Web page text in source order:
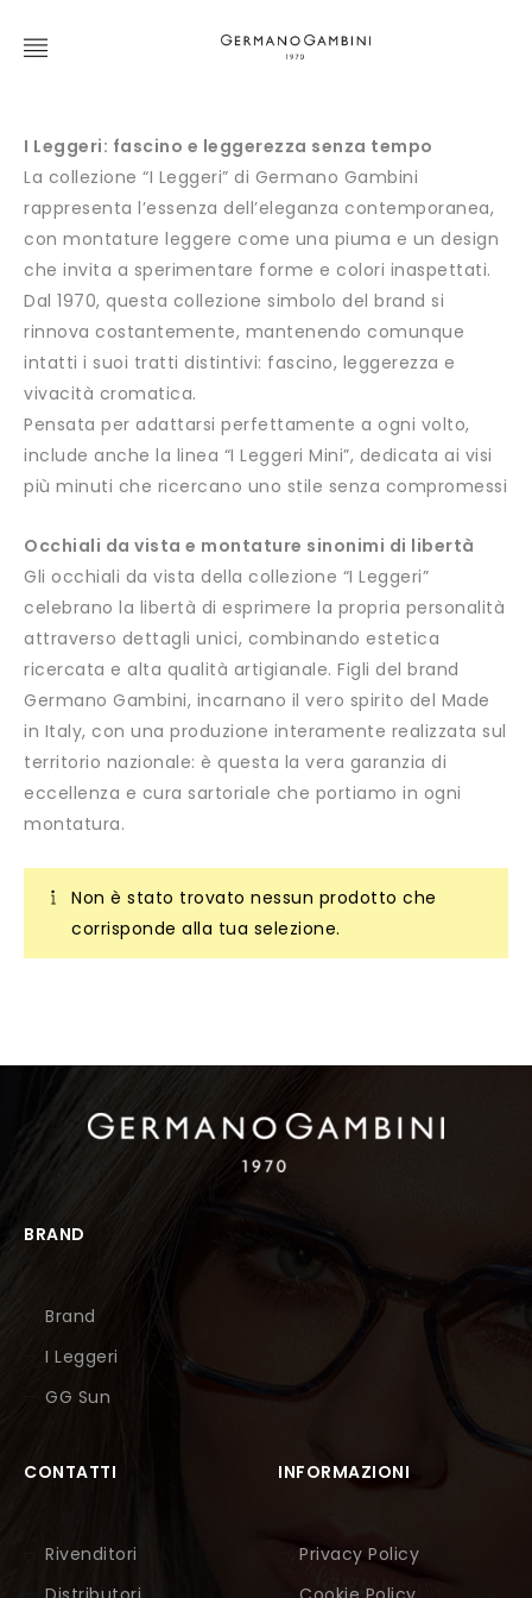
I Leggeri: fascino e leggerezza senza tempo
La collezione “I Leggeri” di Germano Gambini
rappresenta l’essenza dell’eleganza contemporanea,
con montature leggere come una piuma e un design
che invita a sperimentare forme e colori inaspettati.
Dal 1970, questa collezione simbolo del brand si
rinnova costantemente, mantenendo comunque
intatti i suoi tratti distintivi: fascino, leggerezza e
vivacità cromatica.
Pensata per adattarsi perfettamente a ogni volto,
include anche la linea “I Leggeri Mini”, dedicata ai visi
più minuti che ricercano uno stile senza compromessi
Occhiali da vista e montature sinonimi di libertà
Gli occhiali da vista della collezione “I Leggeri”
celebrano la libertà di esprimere la propria personalità
attraverso dettagli unici, combinando estetica
ricercata e alta qualità artigianale. Figli del brand
Germano Gambini, incarnano il vero spirito del Made
in Italy, con una produzione interamente realizzata sul
territorio nazionale: è questa la vera garanzia di
eccellenza e cura sartoriale che portiamo in ogni
montatura.
Non è stato trovato nessun prodotto che
corrisponde alla tua selezione.
BRAND
Brand
I Leggeri
GG Sun
CONTATTI
Rivenditori
INFORMAZIONI
Privacy Policy